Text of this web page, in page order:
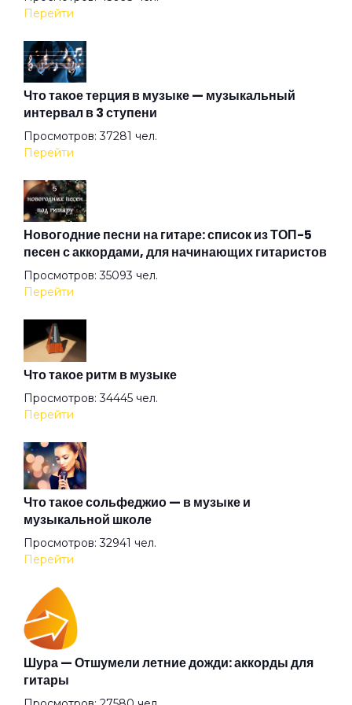
Двое
Добрые дела
Дождь
Дочь смотрителя маяка
Дядя Вася 2
Дядя Федя
За окном металась вьюга
Зелёная дорожка
Зелёная лодка
Знаешь
Золотые берега
Перейти
Что такое терция в музыке — музыкальный
интервал в 3 ступени
Просмотров: 37281 чел.
Перейти
Новогодние песни на гитаре: список из ТОП-5
песен с аккордами, для начинающих гитаристов
Просмотров: 35093 чел.
Перейти
Что такое ритм в музыке
Просмотров: 34445 чел.
Перейти
Что такое сольфеджио — в музыке и
музыкальной школе
Просмотров: 32941 чел.
Перейти
Шура — Отшумели летние дожди: аккорды для
гитары